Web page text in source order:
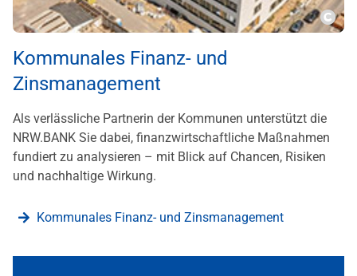
Kommunales Finanz- und
Zinsmanagement
Als verlässliche Partnerin der Kommunen unterstützt die
NRW.BANK Sie dabei, finanzwirtschaftliche Maßnahmen
fundiert zu analysieren – mit Blick auf Chancen, Risiken
und nachhaltige Wirkung.
Kommunales Finanz- und Zinsmanagement